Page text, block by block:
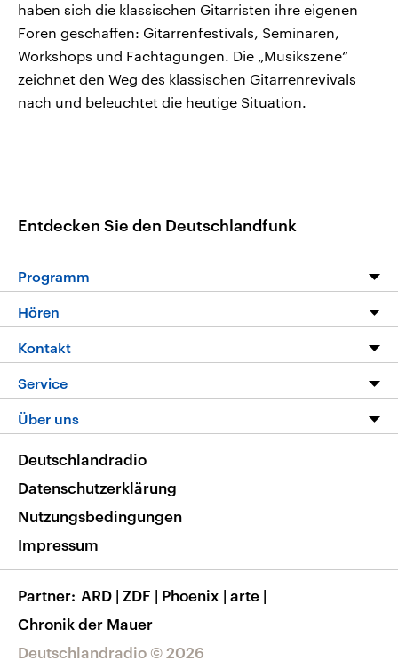
haben sich die klassischen Gitarristen ihre eigenen
Foren geschaffen: Gitarrenfestivals, Seminaren,
Workshops und Fachtagungen. Die „Musikszene“
zeichnet den Weg des klassischen Gitarrenrevivals
nach und beleuchtet die heutige Situation.
Entdecken Sie den Deutschlandfunk
Programm
Programm
Die Nachrichten
Nachrichtenleicht
Neue Beiträge auf dlf.de
Hören
Livestream
Podcasts
Deutschlandfunk App
Nachrichten App
Frequenzen
Kontakt
Hörerservice
Service
FAQ
Veranstaltungen
Musikliste
RSS
Über uns
Barrierefreiheit
Deutschlandradio © 2026
Deutschlandradio
Datenschutzerklärung
Nutzungsbedingungen
Impressum
Partner ARD | ZDF | Phoenix | arte |
Chronik der Mauer